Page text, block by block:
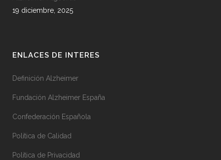
19 diciembre, 2025
ENLACES DE INTERES
Definición Alzheimer
Fundación Alzheimer España
Confederación Española
Politica de Calidad
Politica de Privacidad